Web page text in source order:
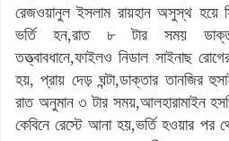
রেজওয়ানুল ইসলাম রায়হান অসুস্থ হয়ে
ভর্তি হন,রাত ৮ টার সময়
তত্ত্বাবধানে,ফাইলও নিডাল সাইনাছ
হয়, প্রায় দেড় ঘন্টা,ডাক্তার তানজির
রাত অনুমান ৩ টার সময়,আলহারামাইন
কেবিনে রেস্টে আনা হয়,ভর্তি হওয়ার পর